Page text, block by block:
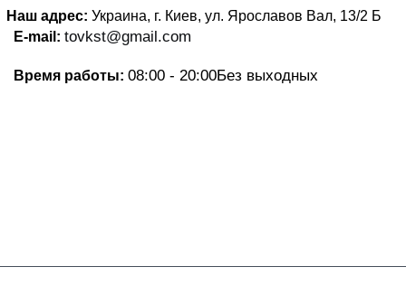
Наш адрес: Украина, г. Киев, ул. Ярославов Вал, 13/2 Б
E-mail: tovkst@gmail.com
Время работы: 08:00 - 20:00Без выходных